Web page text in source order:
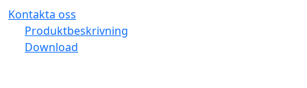
Kontakta oss
Produktbeskrivning
Download